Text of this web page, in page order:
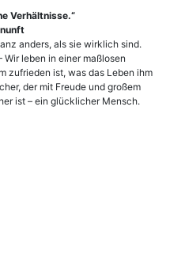
Verhältnisse.“
anders, als sie wirklich sind.
leben in einer maßlosen
zufrieden ist, was das Leben ihm
der mit Freude und großem
ist – ein glücklicher Mensch.